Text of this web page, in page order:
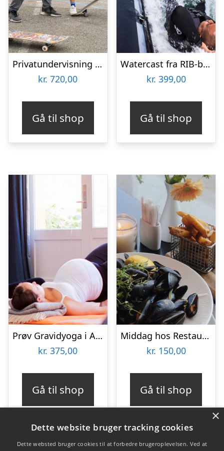
Privatundervisning i skateboarding hos L.O.W Academy
kr. 720,00
Gå til shop
Watercast fra RIB-båd med Mai-Event
kr. 399,00
Gå til shop
Prøv Gravidyoga i Aarhus
kr. 375,00
Gå til shop
Middag hos Restaurant Couloir
kr. 150,00
Gå til shop
×
Dette website bruger tracking cookies
Dette websted bruger cookies til at forbedre brugeroplevelsen. Ved at